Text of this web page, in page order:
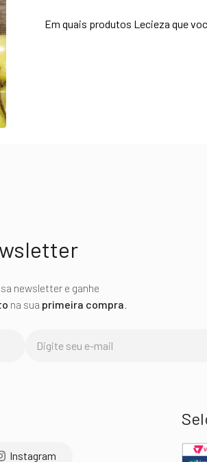
Em quais produtos Lecieza que
newsletter e ganhe
na sua primeira compra.
Instagram